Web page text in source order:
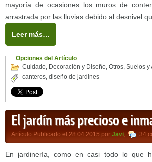
mayoría de ocasiones los muros de
arrastrada por las lluvias debido al desnivel
Leer más…
Opciones del Artículo
Cuidado, Decoración y Diseño, Otros, Suelos y
canteros, diseño de jardines
El jardín más precioso e
Artículo Publicado el 28.04.2015 por Javi, 34
En jardinería, como en casi todo lo que